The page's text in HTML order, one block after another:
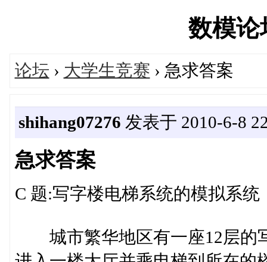
数模论
论坛 › 大学生竞赛 › 急求答案
shihang07276 发表于 2010-6-8
急求答案
C 题:写字楼电梯系统的模拟系统
城市繁华地区有一座12层的